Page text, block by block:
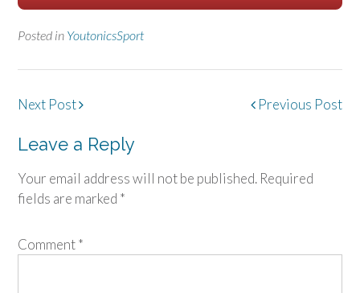
Posted in YoutonicsSport
Post
Previous Post
Next Post
Leave a Reply
Your email address will not be published. Required
fields are marked *
Comment*